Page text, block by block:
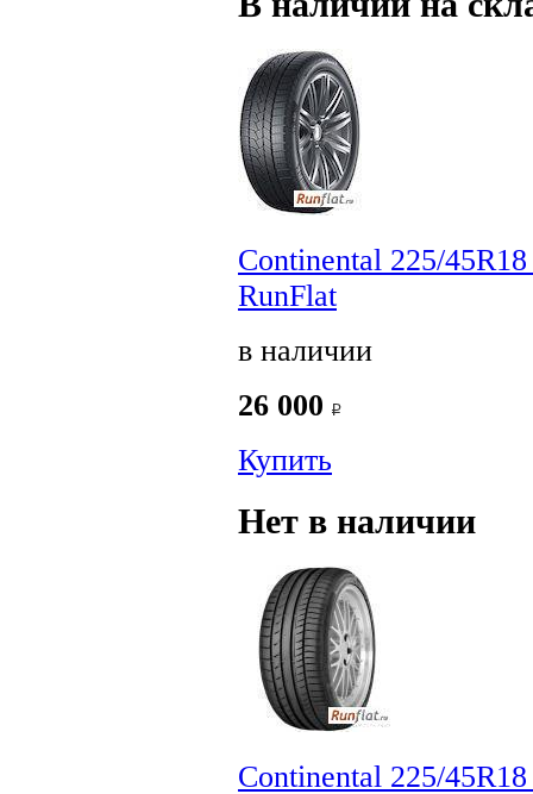
Continental 225/
RunFlat
в наличии
26 000
Купить
Нет в наличии
Continental 225/